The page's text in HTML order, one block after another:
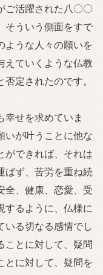
ご活躍された八〇〇
そういう側面をすで
ような人々の願いを
えていくような仏教
定されたのです。
幸せを求めていま
いが叶うことに他な
ができれば、それは
ばず、苦労を重ね続
全、健康、恋愛、受
するように、仏様に
いる切なる感情でし
ことに対して、疑問
とに対して、疑問を